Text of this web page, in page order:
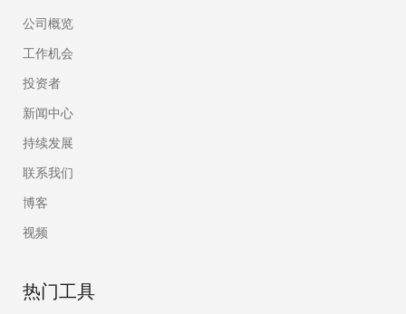
公司概览
工作机会
投资者
新闻中心
持续发展
联系我们
博客
视频
热门工具